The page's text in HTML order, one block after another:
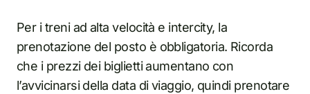
Per i treni ad alta velocità e intercity, la
prenotazione del posto è obbligatoria. Ricorda
che i prezzi dei biglietti aumentano con
l’avvicinarsi della data di viaggio, quindi prenotare